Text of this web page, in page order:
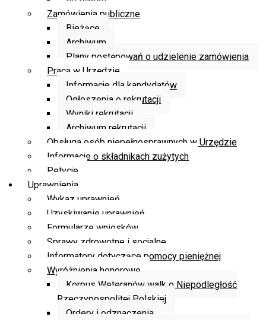
Zamówienia publiczne
Bieżące
Archiwum
Plany postępowań o udzielenie zamówienia
Praca w Urzędzie
Informacje dla kandydatów
Ogłoszenia o rekrutacji
Wyniki rekrutacji
Archiwum rekrutacji
Obsługa osób niepełnosprawnych w Urzędzie
Informacje o składnikach zużytych
Petycje
Uprawnienia
Wykaz uprawnień
Uzyskiwanie uprawnień
Formularze wniosków
Sprawy zdrowotne i socjalne
Informatory dotyczące pomocy pieniężnej
Wyróżnienia honorowe
Korpus Weteranów walk o Niepodległość
Rzeczypospolitej Polskiej
Ordery i odznaczenia